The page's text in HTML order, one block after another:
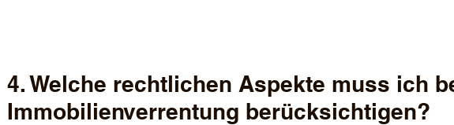
4. Welche rechtlichen Aspekte muss ich
Immobilienverrentung berücksichtigen?